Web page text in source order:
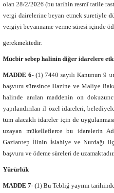
olan 28/2/2026 (bu tarihin resmî tatile
vergi dairelerine beyan etmek suretiyle
vergiyi beyanname verme süresi içinde
gerekmektedir.
Mücbir sebep halinin diğer idarelere
MADDE 6-(1) 7440 sayılı Kanunun 9
başvuru süresince Hazine ve Maliye
halinde anılan maddenin on
yapılandırılan il özel idareleri,
tüm alacaklı idareler için de
uzayan mükelleflerce bu idarelerin
Gaziantep İlinin İslahiye ve Nurdağı
başvuru ve ödeme süreleri de uzamaktadır.
Yürürlük
MADDE 7- (1) Bu Tebliğ yayımı